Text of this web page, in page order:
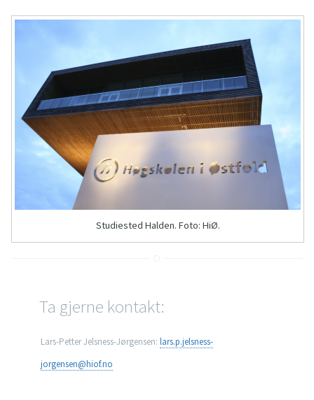
Studiested Halden. Foto: HiØ.
Ta gjerne kontakt:
Lars-Petter Jelsness-Jørgensen: lars.p.jelsness-
jorgensen@hiof.no